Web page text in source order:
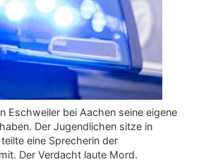
Eschweiler bei Aachen seine eigene
Der Jugendlichen sitze in
eine Sprecherin der
Der Verdacht laute Mord.